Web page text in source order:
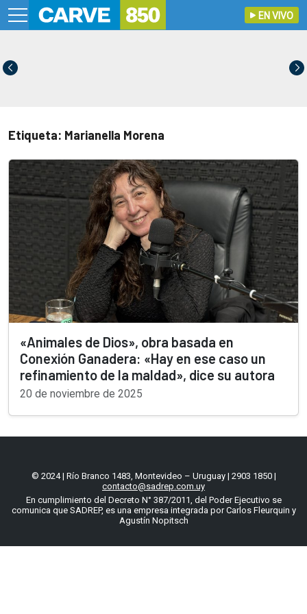
EN VIVO
Etiqueta: Marianella Morena
«Animales de Dios», obra basada en
Conexión Ganadera: «Hay en ese caso un
refinamiento de la maldad», dice su autora
20 de noviembre de 2025
© 2024 | Río Branco 1483, Montevideo – Uruguay | 2903 1850 |
contacto@sadrep.com.uy
En cumplimiento del Decreto N° 387/2011, del Poder Ejecutivo se
comunica que SADREP, es una empresa integrada por Carlos Fleurquin y
Agustín Nopitsch